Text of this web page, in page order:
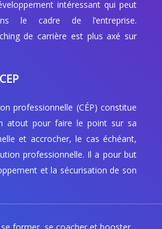
intéressant qui peut
le cadre de l’entreprise.
de carrière est plus axé sur
professionnelle (CÉP) constitue
atout pour faire le point sur sa
et accrocher, le cas échéant,
professionnelle. Il a pour but
et la sécurisation de son